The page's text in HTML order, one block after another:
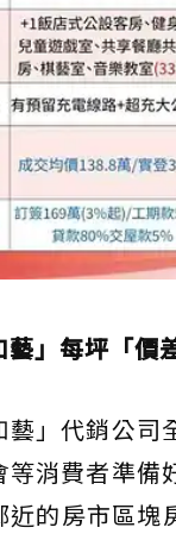
藝」每坪「
藝」代銷公
等消費者準備
近的房市區塊